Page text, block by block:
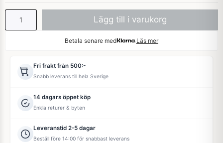
Lägg till i varukorg
Betala senare med Läs mer
Fri frakt från 500:-
Snabb leverans till hela Sverige
14 dagars öppet köp
Enkla returer & byten
Leveranstid 2-5 dagar
Beställ före 14:00 för snabbast leverans